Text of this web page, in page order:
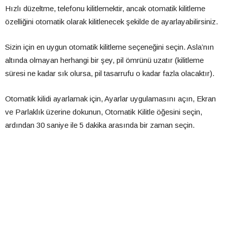
Hızlı düzeltme, telefonu kilitlemektir, ancak otomatik kilitleme
özelliğini otomatik olarak kilitlenecek şekilde de ayarlayabilirsiniz.
Sizin için en uygun otomatik kilitleme seçeneğini seçin. Asla’nın
altında olmayan herhangi bir şey, pil ömrünü uzatır (kilitleme
süresi ne kadar sık olursa, pil tasarrufu o kadar fazla olacaktır).
Otomatik kilidi ayarlamak için, Ayarlar uygulamasını açın, Ekran
ve Parlaklık üzerine dokunun, Otomatik Kilitle öğesini seçin,
ardından 30 saniye ile 5 dakika arasında bir zaman seçin.